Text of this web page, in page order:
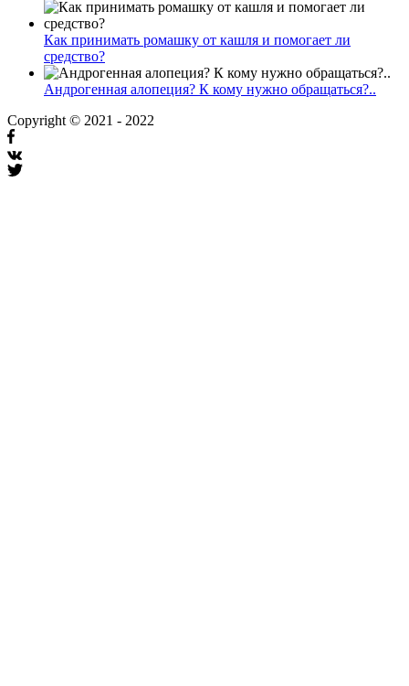
Как принимать ромашку от кашля и помогает ли
средство?
Андрогенная алопеция? К кому нужно обращаться?..
Copyright © 2021 - 2022